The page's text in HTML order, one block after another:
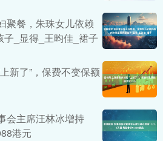
聚餐，朱珠女儿依赖
_显得_王昀佳_裙子
新了”，保费不变保额
会主席汪林冰增持
港元